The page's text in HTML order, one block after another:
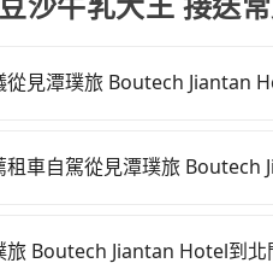
從見潭璞旅 Boutech Jiantan
雖然一天最多時有103班車次
）的高鐵從台北站前往南港
租車自駕從見潭璞旅 Boutech
，那在台北路邊可隨租隨借
旅 Boutech Jiantan Hotel到北